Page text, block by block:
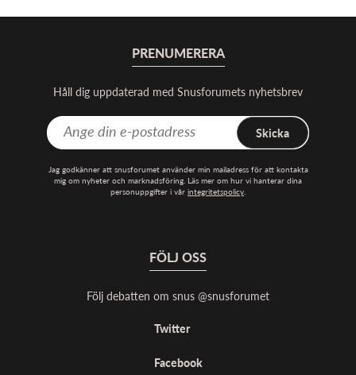
PRENUMERERA
Håll dig uppdaterad med Snusforumets nyhetsbrev
Skicka
Jag godkänner att snusforumet använder min mailadress för att kontakta
mig om nyheter och marknadsföring. Läs mer om hur vi hanterar dina
personuppgifter i vår integritetspolicy.
FÖLJ OSS
Följ debatten om snus @snusforumet
Twitter
Facebook